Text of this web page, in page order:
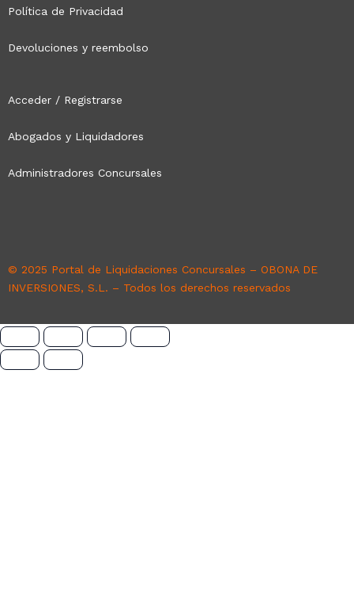
Política de Privacidad
Devoluciones y reembolso
Acceder / Registrarse
Abogados y Liquidadores
Administradores Concursales
© 2025 Portal de Liquidaciones Concursales – OBONA DE
INVERSIONES, S.L. – Todos los derechos reservados